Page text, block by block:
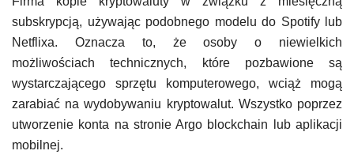
subskrypcją, używając podobnego modelu do Spotify lub
Netflixa. Oznacza to, że osoby o niewielkich
możliwościach technicznych, które pozbawione są
wystarczającego sprzętu komputerowego, wciąż mogą
zarabiać na wydobywaniu kryptowalut. Wszystko poprzez
utworzenie konta na stronie Argo blockchain lub aplikacji
mobilnej.